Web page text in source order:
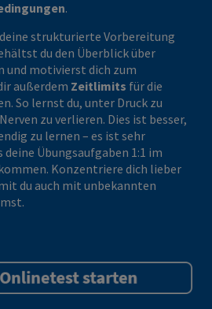
.
strukturierte Vorbereitung
du den Überblick über
und motivierst dich zum
außerdem Zeitlimits für die
So lernst du, unter Druck zu
zu verlieren. Dies ist besser,
zu lernen – es ist sehr
Übungsaufgaben 1:1 im
Konzentriere dich lieber
du auch mit unbekannten